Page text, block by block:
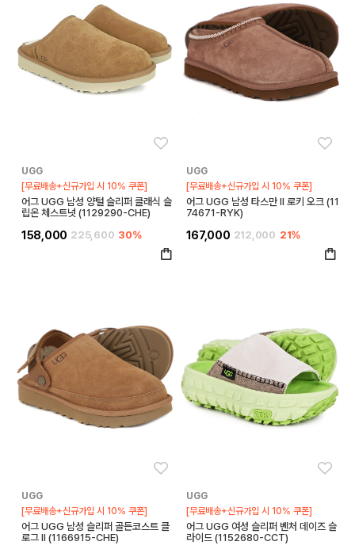
UGG
[무료배송+신규가입 시 10% 쿠폰]
어그 UGG 남성 양털 슬리퍼 클래식 슬
립온 체스트넛 (1129290-CHE)
158,000 225,600 30%
UGG
[무료배송+신규가입 시 10% 쿠폰]
어그 UGG 남성 타스만 II 로키 오크 (11
74671-RYK)
167,000 212,000 21%
UGG
[무료배송+신규가입 시 10% 쿠폰]
어그 UGG 남성 슬리퍼 골든코스트 클
로그 II (1166915-CHE)
UGG
[무료배송+신규가입 시 10% 쿠폰]
어그 UGG 여성 슬리퍼 벤처 데이즈 슬
라이드 (1152680-CCT)